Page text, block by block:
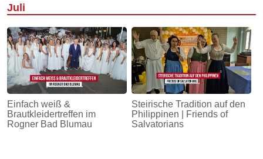
Juli
Einfach weiß &
Brautkleidertreffen im
Rogner Bad Blumau
Steirische Tradition auf den
Philippinen | Friends of
Salvatorians